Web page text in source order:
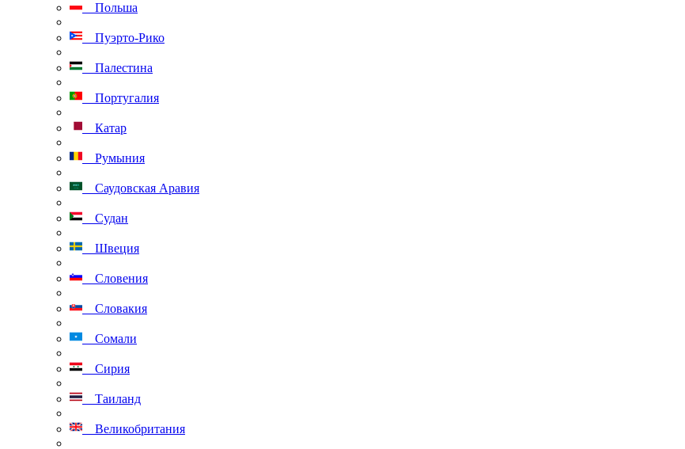
Польша
Пуэрто-Рико
Палестина
Португалия
Катар
Румыния
Саудовская Аравия
Судан
Швеция
Словения
Словакия
Сомали
Сирия
Таиланд
Великобритания